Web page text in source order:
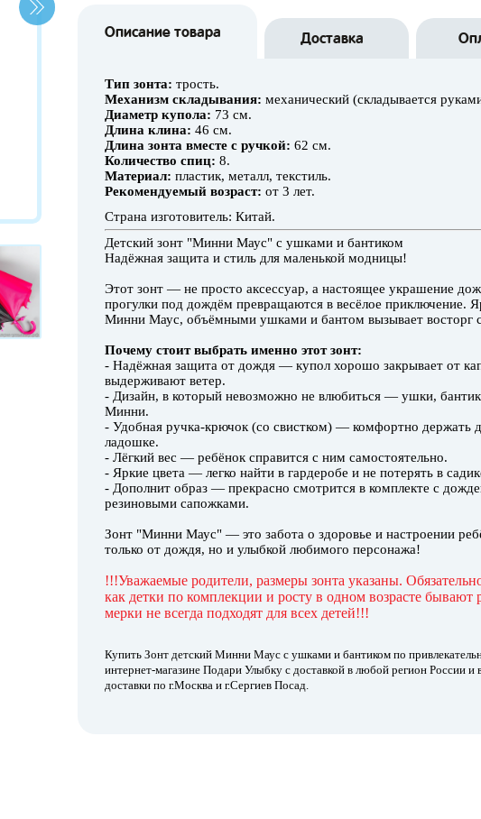
Описание товара Доставка
Тип зонта: трость.
Механизм складывания: механический (складывается
Диаметр купола: 73 см.
Длина клина: 46 см.
Длина зонта вместе с ручкой: 62 см.
Количество спиц: 8.
Материал: пластик, металл, текстиль.
Рекомендуемый возраст: от 3 лет.
Страна изготовитель: Китай.
Детский зонт "Минни Маус" с ушками и бантиком
Надёжная защита и стиль для маленькой модницы!
Этот зонт — не просто аксессуар, а настоящее украшение
прогулки под дождём превращаются в весёлое приключение.
Минни Маус, объёмными ушками и бантом вызывает восторг с
Почему стоит выбрать именно этот зонт:
- Надёжная защита от дождя — купол хорошо закрывает от
выдерживают ветер.
- Дизайн, в который невозможно не влюбиться — ушки, бантик
Минни.
- Удобная ручка-крючок (со свистком) — комфортно держать
ладошке.
- Лёгкий вес — ребёнок справится с ним самостоятельно.
- Яркие цвета — легко найти в гардеробе и не потерять в
- Дополнит образ — прекрасно смотрится в комплекте с
резиновыми сапожками.
Зонт "Минни Маус" — это забота о здоровье и настроении
только от дождя, но и улыбкой любимого персонажа!
!!!Уважаемые родители, размеры зонта указаны.
как детки по комплекции и росту в одном возрасте
мерки не всегда подходят для всех детей!!!
Купить Зонт детский Минни Маус с ушками и бантиком по
интернет-магазине Подари Улыбку с доставкой в любой регион России
доставки по г.Москва и г.Сергиев Посад.